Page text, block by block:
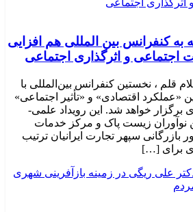
به کنفرانس بین المللی هم افزایی
و اثرگذاری اجتماعی
قلم ، نخستین کنفرانس بین‌المللی با
«عملکرد اقتصادی» و «تأثیر اجتماعی»
برگزار خواهد شد. این رویداد علمی-
زیست پاک و مرکز خدمات
سپهر تجارت ایرانیان ترتیب
برای […]